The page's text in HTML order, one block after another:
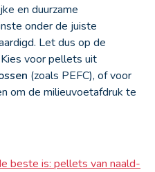
en duurzame
onder de juiste
Let dus op de
voor pellets uit
(zoals PEFC), of voor
om de milieuvoetafdruk te
beste is: pellets van naald-